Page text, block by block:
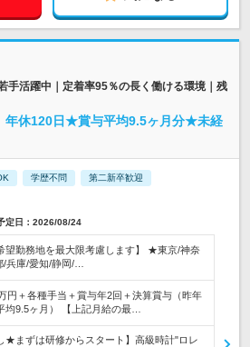
手活躍中｜定着率95％の長く働ける環境｜残
年休120日★賞与平均9.5ヶ月分★未経
学歴不問 第二新卒歓迎
定日：2026/08/24
望勤務地を最大限考慮します】 ★東京/神奈
/兵庫/愛知/静岡/…
円＋各種手当＋賞与年2回＋決算賞与（昨年
均9.5ヶ月） 【上記月給の最…
★まずは研修からスタート】高級時計"ロレ